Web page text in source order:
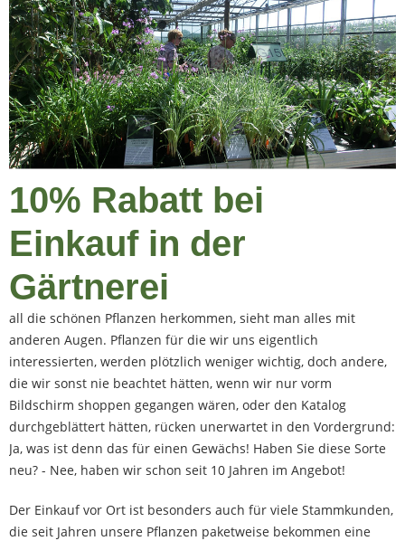
Ich kenne es aus eigener Erfahrung: Kommt man nach
jahrelangen Bestellungen per Post einmal in eine Gärtnerei, wo
all die schönen Pflanzen herkommen, sieht man alles mit
anderen Augen. Pflanzen für die wir uns eigentlich
interessierten, werden plötzlich weniger wichtig, doch andere,
die wir sonst nie beachtet hätten, wenn wir nur vorm
Bildschirm shoppen gegangen wären, oder den Katalog
durchgeblättert hätten, rücken unerwartet in den Vordergrund:
Ja, was ist denn das für einen Gewächs! Haben Sie diese Sorte
neu? - Nee, haben wir schon seit 10 Jahren im Angebot!
Der Einkauf vor Ort ist besonders auch für viele Stammkunden,
die seit Jahren unsere Pflanzen paketweise bekommen eine
10% Rabatt bei
Einkauf in der
Gärtnerei